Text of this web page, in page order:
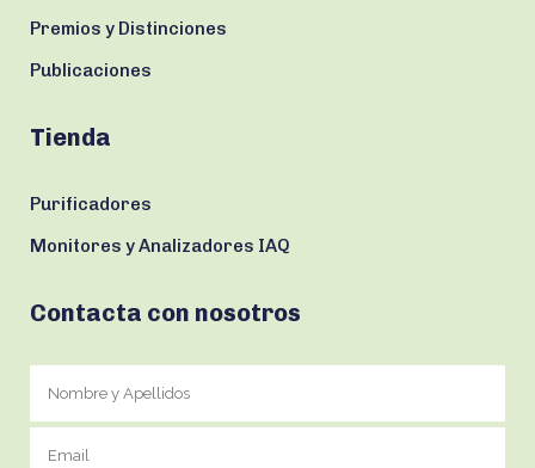
Premios y Distinciones
Publicaciones
Tienda
Purificadores
Monitores y Analizadores IAQ
Contacta con nosotros